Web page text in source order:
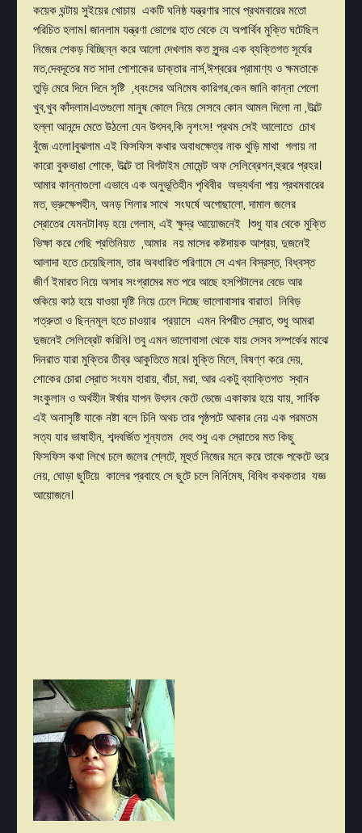
কয়েক ঘন্টায় সুইয়ের খোচায় একটি ঘনিষ্ঠ যন্ত্রণার সাথে প্রথমবারের মতো
পরিচিত হলাম। জানলাম যন্ত্রণা ভোগের হাত থেকে যে অপার্থিব মুক্তি ঘটেছিল
নিজের শেকড় বিচ্ছিন্ন করে আলো দেখলাম কত সুন্দর এক ব্যক্তিগত সূর্যের
মত,দেবদূতের মত সাদা পোশাকের ডাক্তার নার্স,ঈশ্বরের প্রামাণ্য ও ক্ষমতাকে
তুড়ি মেরে দিনে দিনে সৃষ্টি ,ধ্বংসের অনিমেষ কারিগর,কেন জানি কান্না পেলো
খুব,খুব কাঁদলাম।এতগুলো মানুষ কোলে নিয়ে সেসবে কোন আমল দিলো না ,উল্টে
হল্লা আনন্দে মেতে উঠলো যেন উৎসব,কি নৃশংস! প্রথম সেই আলোতে চোখ
বুঁজে এলো।বুঝলাম এই ফিসফিস কথার অবাধক্ষেত্র নাক থুড়ি মাথা গলায় না
কারো বুকভাঙা শোকে, উল্টে তা বিগটাইম মোমেন্ট অফ সেলিব্রেশন,হুররে প্রহর।
আমার কান্নাগুলো এভাবে এক অনুভূতিহীন পৃথিবীর অভ্যর্থনা পায় প্রথমবারের
মত, ভ্রুক্ষেপহীন, অনড় শিলার সাথে সংঘর্ষে অগোছালো, দামাল জলের
স্রোতের যেমনটা।বড় হয়ে গেলাম, এই ক্ষুদ্র আয়োজনেই ।শুধু যার থেকে মুক্তি
ভিক্ষা করে গেছি প্রতিনিয়ত ,আমার নয় মাসের কষ্টদায়ক আশ্রয়, দুজনেই
আলাদা হতে চেয়েছিলাম, তার অবধারিত পরিণামে সে এখন বিস্রস্ত, বিধ্বস্ত
জীর্ণ ইমারত নিয়ে অসার সংগ্রামের মত পরে আছে হসপিটালের বেডে আর
শুকিয়ে কাঠ হয়ে যাওয়া দৃষ্টি নিয়ে ঢেলে দিচ্ছে ভালোবাসার বারাত। নিবিড়
শত্রুতা ও ছিন্নমূল হতে চাওয়ার প্রয়াসে এমন বিপরীত স্রোত, শুধু আমরা
দুজনেই সেলিব্রেট করিনি। তবু এমন ভালোবাসা থেকে যায় সেসব সম্পর্কের মাঝে
দিনরাত যারা মুক্তির তীব্র আকুতিতে মরে। মুক্তি মিলে, বিষণ্ণ করে দেয়,
শোকের চোরা স্রোত সংযম হারায়, বাঁচা, মরা, আর একটু ব্যাক্তিগত স্থান
সংকুলান ও অর্থহীন ঈর্ষার যাপন উৎসব কেটে ভেজে একাকার হয়ে যায়, সার্বিক
এই অনাসৃষ্টি যাকে নষ্টা বলে চিনি অথচ তার পৃষ্ঠপটে আকার নেয় এক পরমতম
সত্য যার ভাষাহীন, শব্দবর্জিত শূন্যতম দেহ শুধু এক স্রোতের মত কিছু
ফিসফিস কথা লিখে চলে জলের শ্লেটে, মূহুর্ত নিজের মনে করে তাকে পকেটে ভরে
নেয়, ঘোড়া ছুটিয়ে কালের প্রবাহে সে ছুটে চলে নির্নিমেষ, বিবিধ কথকতার যজ্ঞ
আয়োজনে।